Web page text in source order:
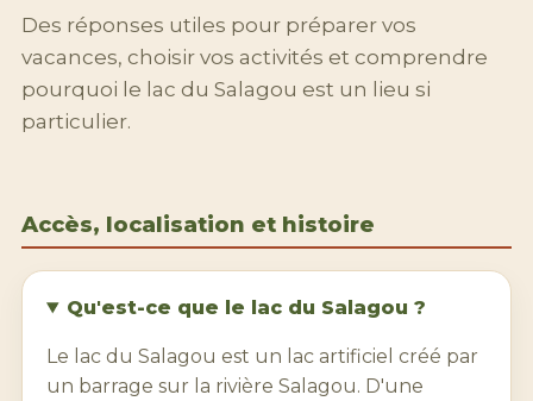
Des réponses utiles pour préparer vos
vacances, choisir vos activités et comprendre
pourquoi le lac du Salagou est un lieu si
particulier.
Accès, localisation et histoire
Qu'est-ce que le lac du Salagou ?
Le lac du Salagou est un lac artificiel créé par
un barrage sur la rivière Salagou. D'une